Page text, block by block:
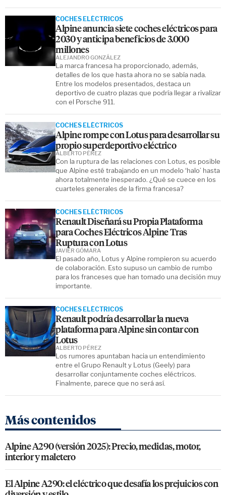
COCHES ELÉCTRICOS
Alpine anuncia siete coches eléctricos para
2030 y anticipa beneficios de 3.000
millones
La marca francesa ha proporcionado, además,
detalles de los que hasta ahora no se sabía nada.
Entre los modelos presentados, destaca un
deportivo de cuatro plazas que podría llegar a rivalizar
con el Porsche 911.
ALEJANDRO GONZÁLEZ
COCHES ELÉCTRICOS
Alpine rompe con Lotus para desarrollar su
propio superdeportivo eléctrico
Con la ruptura de las relaciones con Lotus, es posible
que Alpine esté trabajando en un modelo ‘halo’ hasta
ahora totalmente inesperado. ¿Qué se cuece en los
cuarteles generales de la firma francesa?
ALBERTO PÉREZ
COCHES ELÉCTRICOS
Renault Diseñará su Propia Plataforma
para Coches Eléctricos Alpine Tras
Ruptura con Lotus
El pasado año, Lotus y Alpine rompieron su acuerdo
de colaboración. Esto supuso un cambio de rumbo
para los franceses que han tomado una decisión muy
importante.
JAVIER GÓMARA
COCHES ELÉCTRICOS
Renault podría desarrollar la nueva
plataforma para Alpine sin contar con
Lotus
Los rumores apuntaban hacia un entendimiento
entre el Grupo Renault y Lotus (Geely) para
desarrollar conjuntamente coches eléctricos.
Finalmente, parece que no será así.
ALBERTO PÉREZ
Más contenidos
Alpine A290 (versión 2025): Precio, medidas, motor,
interior y maletero
El Alpine A290: el eléctrico que desafía los prejuicios con